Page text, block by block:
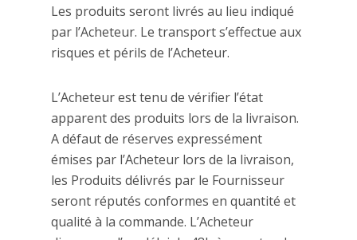
Les produits seront livrés au lieu indiqué
par l’Acheteur. Le transport s’effectue aux
risques et périls de l’Acheteur.
L’Acheteur est tenu de vérifier l’état
apparent des produits lors de la livraison.
A défaut de réserves expressément
émises par l’Acheteur lors de la livraison,
les Produits délivrés par le Fournisseur
seront réputés conformes en quantité et
qualité à la commande. L’Acheteur